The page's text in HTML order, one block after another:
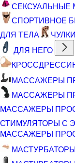
СЕКСУАЛЬНЫЕ
СПОРТИВНОЕ
ДЛЯ ТЕЛА
ДЛЯ НЕГО
МАССАЖЕРЫ
МАССАЖЕРЫ
МАССАЖЕРЫ
СТИМУЛЯТОРЫ С
МАССАЖЕРЫ